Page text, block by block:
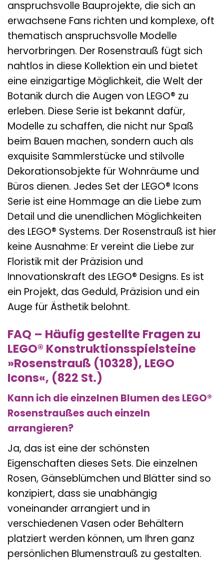
anspruchsvolle Bauprojekte, die sich an
erwachsene Fans richten und komplexe, oft
thematisch anspruchsvolle Modelle
hervorbringen. Der Rosenstrauß fügt sich
nahtlos in diese Kollektion ein und bietet
eine einzigartige Möglichkeit, die Welt der
Botanik durch die Augen von LEGO® zu
erleben. Diese Serie ist bekannt dafür,
Modelle zu schaffen, die nicht nur Spaß
beim Bauen machen, sondern auch als
exquisite Sammlerstücke und stilvolle
Dekorationsobjekte für Wohnräume und
Büros dienen. Jedes Set der LEGO® Icons
Serie ist eine Hommage an die Liebe zum
Detail und die unendlichen Möglichkeiten
des LEGO® Systems. Der Rosenstrauß ist hier
keine Ausnahme: Er vereint die Liebe zur
Floristik mit der Präzision und
Innovationskraft des LEGO® Designs. Es ist
ein Projekt, das Geduld, Präzision und ein
Auge für Ästhetik belohnt.
FAQ – Häufig gestellte Fragen zu
LEGO® Konstruktionsspielsteine
»Rosenstrauß (10328), LEGO
Icons«, (822 St.)
Kann ich die einzelnen Blumen des LEGO®
Rosenstraußes auch einzeln
arrangieren?
Ja, das ist eine der schönsten
Eigenschaften dieses Sets. Die einzelnen
Rosen, Gänseblümchen und Blätter sind so
konzipiert, dass sie unabhängig
voneinander arrangiert und in
verschiedenen Vasen oder Behältern
platziert werden können, um Ihren ganz
persönlichen Blumenstrauß zu gestalten.